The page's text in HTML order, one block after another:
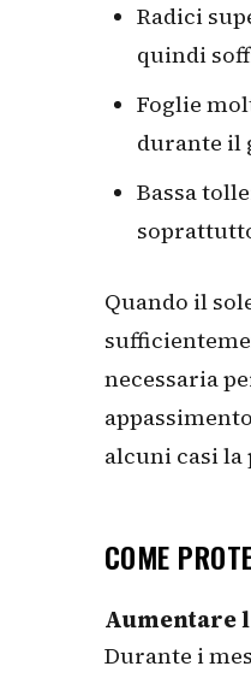
Radici
quindi
Foglie
durante il
Bassa
Quando il
necessaria
alcuni casi la
COME
Aumentare
Durante i